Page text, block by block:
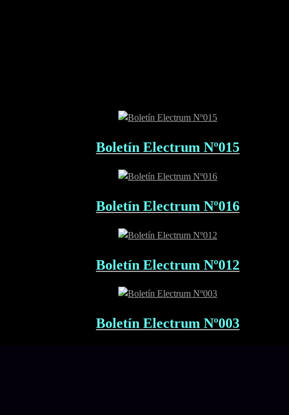
Boletín Electrum Nº015
Boletín Electrum Nº016
Boletín Electrum Nº012
Boletín Electrum Nº003